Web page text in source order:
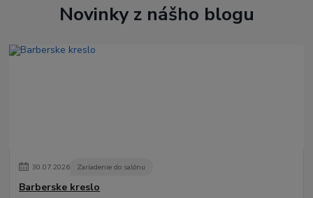
Novinky z nášho blogu
30.07.2026 Zariadenie do salónu
Barberske kreslo